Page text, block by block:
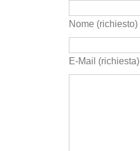
Nome (richiesto)
E-Mail (richiesta)